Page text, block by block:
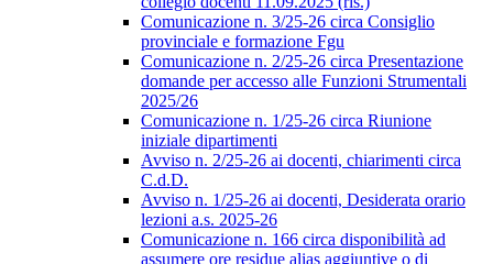
Comunicazione n. 3/25-26 circa Consiglio
provinciale e formazione Fgu
Comunicazione n. 2/25-26 circa Presentazione
domande per accesso alle Funzioni Strumentali
2025/26
Comunicazione n. 1/25-26 circa Riunione
iniziale dipartimenti
Avviso n. 2/25-26 ai docenti, chiarimenti circa
C.d.D.
Avviso n. 1/25-26 ai docenti, Desiderata orario
lezioni a.s. 2025-26
Comunicazione n. 166 circa disponibilità ad
assumere ore residue alias aggiuntive o di